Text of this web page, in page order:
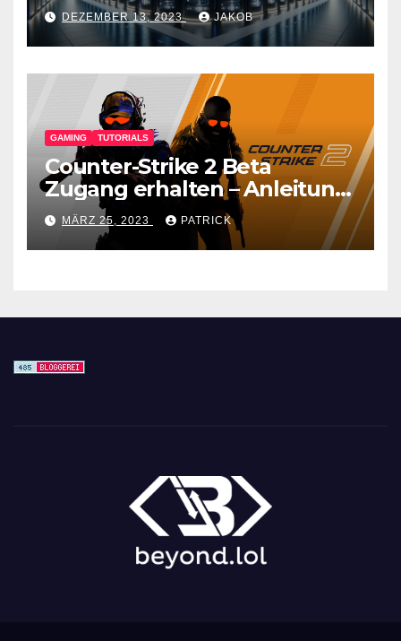
DEZEMBER 13, 2023 JAKOB
GAMING TUTORIALS
Counter-Strike 2 Beta
Zugang erhalten – Anleitung
für den CS GO Nachfolger
MÄRZ 25, 2023 PATRICK